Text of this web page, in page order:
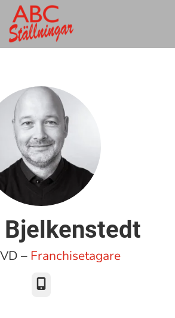
Bjelkenstedt
– Franchisetagare
Telefon